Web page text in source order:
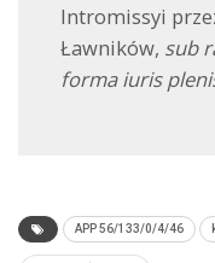
Intromissyi
Ławników, sub
forma iuris
APP 56/133/0/4/46